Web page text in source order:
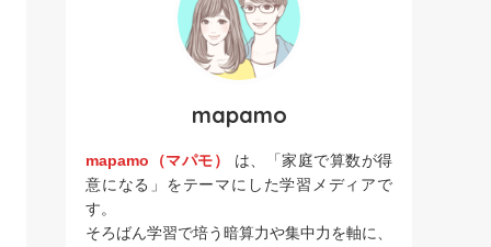
mapamo
mapamo（マパモ） は、「家庭で算数が得
意になる」をテーマにした学習メディアで
す。
そろばん学習で培う暗算力や集中力を軸に、